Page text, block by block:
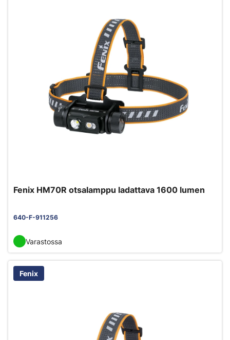
Fenix HM70R otsalamppu ladattava 1600 lumen
640-F-911256
Varastossa
Fenix